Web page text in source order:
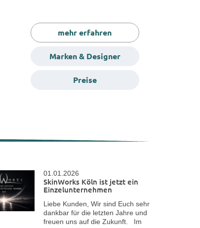
mehr erfahren
Marken & Designer
Preise
01.01.2026
SkinWorks Köln ist jetzt ein
Einzelunternehmen
Liebe Kunden, Wir sind Euch sehr
dankbar für die letzten Jahre und
freuen uns auf die Zukunft. Im